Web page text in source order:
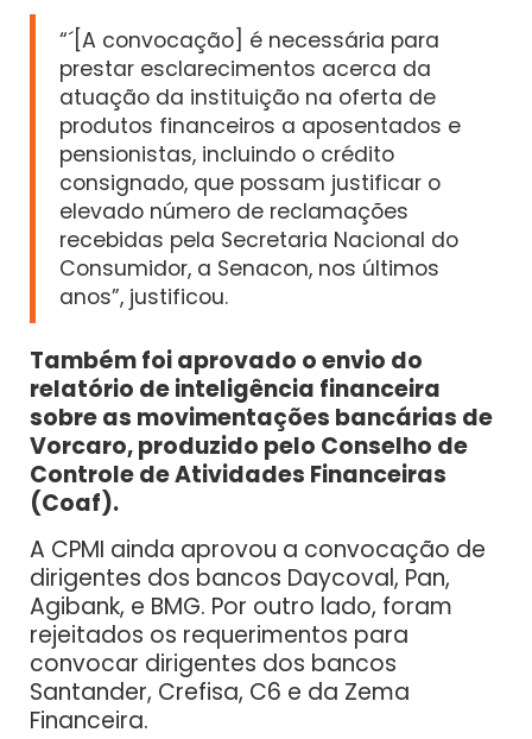
“´[A convocação] é necessária para
prestar esclarecimentos acerca da
atuação da instituição na oferta de
produtos financeiros a aposentados e
pensionistas, incluindo o crédito
consignado, que possam justificar o
elevado número de reclamações
recebidas pela Secretaria Nacional do
Consumidor, a Senacon, nos últimos
anos”, justificou.
Também foi aprovado o envio do
relatório de inteligência financeira
sobre as movimentações bancárias de
Vorcaro, produzido pelo Conselho de
Controle de Atividades Financeiras
(Coaf).
A CPMI ainda aprovou a convocação de
dirigentes dos bancos Daycoval, Pan,
Agibank, e BMG. Por outro lado, foram
rejeitados os requerimentos para
convocar dirigentes dos bancos
Santander, Crefisa, C6 e da Zema
Financeira.